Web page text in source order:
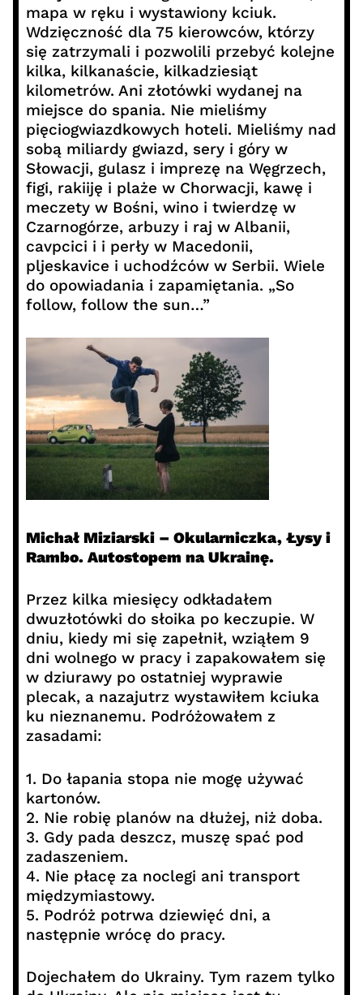
mapa w ręku i wystawiony kciuk.
Wdzięczność dla 75 kierowców, którzy
się zatrzymali i pozwolili przebyć kolejne
kilka, kilkanaście, kilkadziesiąt
kilometrów. Ani złotówki wydanej na
miejsce do spania. Nie mieliśmy
pięciogwiazdkowych hoteli. Mieliśmy nad
sobą miliardy gwiazd, sery i góry w
Słowacji, gulasz i imprezę na Węgrzech,
figi, rakiiję i plaże w Chorwacji, kawę i
meczety w Bośni, wino i twierdzę w
Czarnogórze, arbuzy i raj w Albanii,
cavpcici i i perły w Macedonii,
pljeskavice i uchodźców w Serbii. Wiele
do opowiadania i zapamiętania. „So
follow, follow the sun…”
Michał Miziarski – Okularniczka, Łysy i
Rambo. Autostopem na Ukrainę.
Przez kilka miesięcy odkładałem
dwuzłotówki do słoika po keczupie. W
dniu, kiedy mi się zapełnił, wziąłem 9
dni wolnego w pracy i zapakowałem się
w dziurawy po ostatniej wyprawie
plecak, a nazajutrz wystawiłem kciuka
ku nieznanemu. Podróżowałem z
zasadami:
1. Do łapania stopa nie mogę używać
kartonów.
2. Nie robię planów na dłużej, niż doba.
3. Gdy pada deszcz, muszę spać pod
zadaszeniem.
4. Nie płacę za noclegi ani transport
międzymiastowy.
5. Podróż potrwa dziewięć dni, a
następnie wrócę do pracy.
Dojechałem do Ukrainy. Tym razem tylko